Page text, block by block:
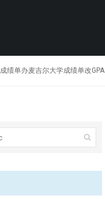
绩单办麦吉尔大学成绩单改GPA